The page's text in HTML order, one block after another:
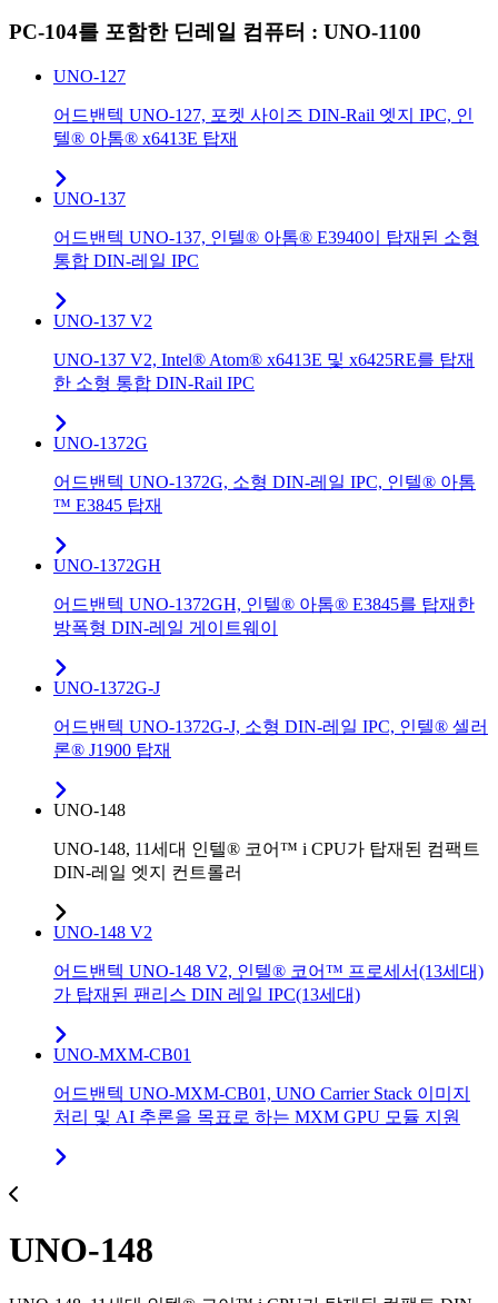
PC-104를 포함한 딘레일 컴퓨터 : UNO-1100
UNO-127
어드밴텍 UNO-127, 포켓 사이즈 DIN-Rail 엣지 IPC, 인
텔® 아톰® x6413E 탑재
UNO-137
어드밴텍 UNO-137, 인텔® 아톰® E3940이 탑재된 소형
통합 DIN-레일 IPC
UNO-137 V2
UNO-137 V2, Intel® Atom® x6413E 및 x6425RE를 탑재
한 소형 통합 DIN-Rail IPC
UNO-1372G
어드밴텍 UNO-1372G, 소형 DIN-레일 IPC, 인텔® 아톰
™ E3845 탑재
UNO-1372GH
어드밴텍 UNO-1372GH, 인텔® 아톰® E3845를 탑재한
방폭형 DIN-레일 게이트웨이
UNO-1372G-J
어드밴텍 UNO-1372G-J, 소형 DIN-레일 IPC, 인텔® 셀러
론® J1900 탑재
UNO-148
UNO-148, 11세대 인텔® 코어™ i CPU가 탑재된 컴팩트
DIN-레일 엣지 컨트롤러
UNO-148 V2
어드밴텍 UNO-148 V2, 인텔® 코어™ 프로세서(13세대)
가 탑재된 팬리스 DIN 레일 IPC(13세대)
UNO-MXM-CB01
어드밴텍 UNO-MXM-CB01, UNO Carrier Stack 이미지
처리 및 AI 추론을 목표로 하는 MXM GPU 모듈 지원
UNO-148